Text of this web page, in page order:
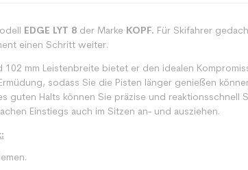
EDGE LYT 8der Marke KOPF. Für Skifahrer
einen Schritt weiter.
102 mm Leistenbreite bietet er den idealen
sodass Sie die Pisten länger genießen
guten Halts können Sie präzise und reaktionsschnell
Einstiegs auch im Sitzen an- und ausziehen.